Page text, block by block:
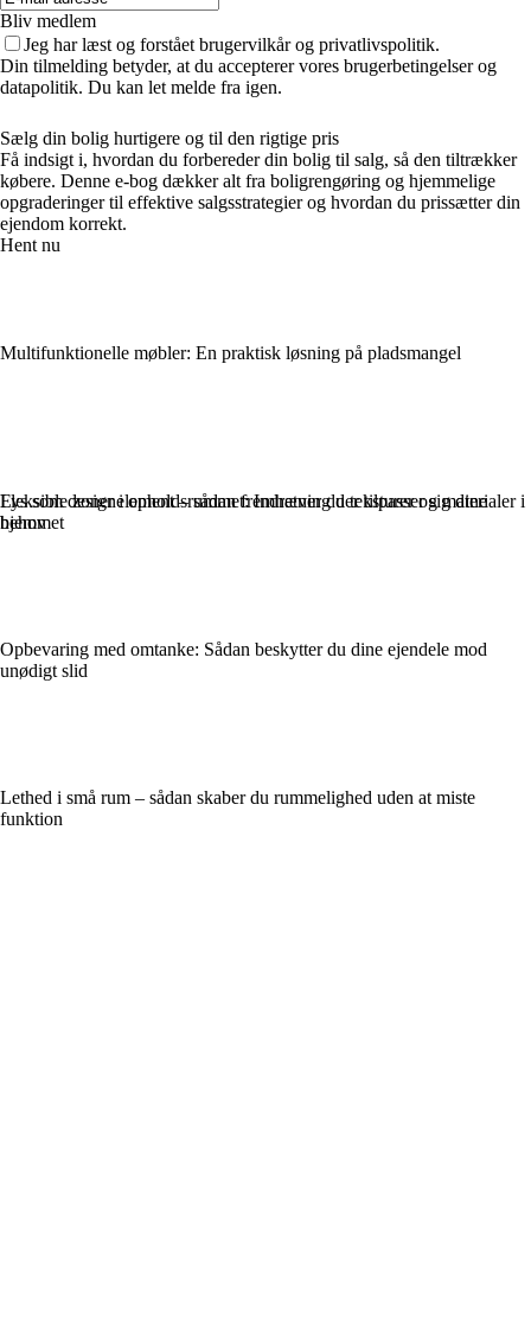
Bliv medlem
Jeg har læst og forstået brugervilkår og privatlivspolitik.
Din tilmelding betyder, at du accepterer vores brugerbetingelser og
datapolitik. Du kan let melde fra igen.
Sælg din bolig hurtigere og til den rigtige pris
Få indsigt i, hvordan du forbereder din bolig til salg, så den tiltrækker
købere. Denne e-bog dækker alt fra boligrengøring og hjemmelige
opgraderinger til effektive salgsstrategier og hvordan du prissætter din
ejendom korrekt.
Hent nu
Multifunktionelle møbler: En praktisk løsning på pladsmangel
Lys som designelement – sådan fremhæver du teksturer og materialer i
hjemmet
Opbevaring med omtanke: Sådan beskytter du dine ejendele mod
unødigt slid
Lethed i små rum – sådan skaber du rummelighed uden at miste
funktion
Fleksible zoner i opholdsrummet: Indretning der tilpasser sig dine
behov